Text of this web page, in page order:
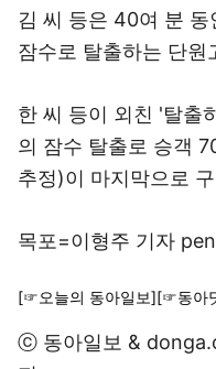
김 씨 등은 40여 분 동
잠수로 탈출하는 단원
한 씨 등이 외친 '탈출
의 잠수 탈출로 승객
추정)이 마지막으로
목포=이형주 기자
[☞오늘의 동아일보][☞동아
ⓒ 동아일보 &